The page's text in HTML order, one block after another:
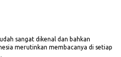
sangat dikenal dan bahkan
merutinkan membacanya di setiap